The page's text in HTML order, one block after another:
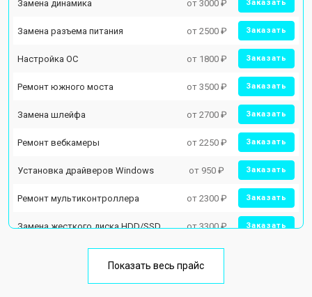
Замена динамика от 3000 ₽ Заказать
Замена разъема питания от 2500 ₽ Заказать
Настройка ОС от 1800 ₽ Заказать
Ремонт южного моста от 3500 ₽ Заказать
Замена шлейфа от 2700 ₽ Заказать
Ремонт вебкамеры от 2250 ₽ Заказать
Установка драйверов Windows от 950 ₽ Заказать
Ремонт мультиконтроллера от 2300 ₽ Заказать
Замена жесткого диска HDD/SSD от 3300 ₽ Заказать
от 1500 ₽
Показать весь прайс